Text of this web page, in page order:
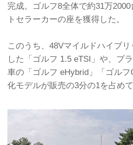
完成。ゴルフ8全体で約31万
トセラーカーの座を獲得した。
このうち、48Vマイルドハイブ
した「ゴルフ 1.5 eTSI」や、プ
車の「ゴルフ eHybrid」「ゴル
化モデルが販売の3分の1を占めて